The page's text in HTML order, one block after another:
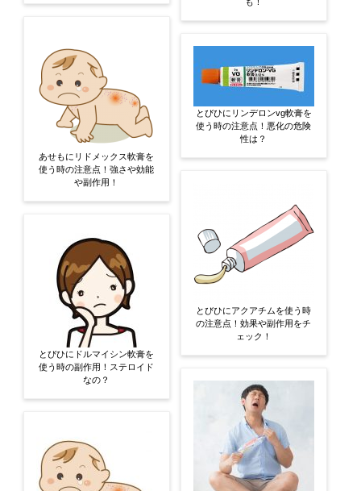
あせもにリドメックス軟膏を
使う時の注意点！強さや効能
や副作用！
とびひにドルマイシン軟膏を
使う時の副作用！ステロイド
なの？
とびひにリンデロンvg軟膏を
使う時の注意点！悪化の危険
性は？
とびひにアクアチムを使う時
の注意点！効果や副作用をチ
ェック！